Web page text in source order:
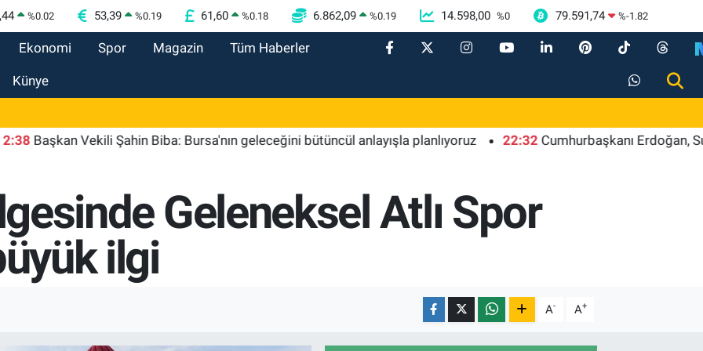
%0.02 53,39 %0.19 61,60 %0.18 6.862,09 %0.19 14.598,00 %0 79.591,74 %-1.82
Ekonomi Spor Magazin Tüm Haberler
Künye
Vekili Şahin Biba: Bursa'nın geleceğini bütüncül anlayışla planlıyoruz 22:32 Cumhurbaşkanı Erdoğan, Suudi
Geleneksel Atlı Spor
ilgi
A- A+